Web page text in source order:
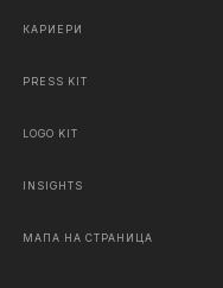
КАРИЕРИ
PRESS KIT
LOGO KIT
INSIGHTS
МАПА НА СТРАНИЦА